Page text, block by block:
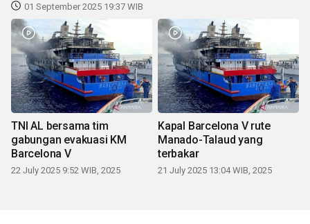
01 September 2025 19:37 WIB
TNI AL bersama tim
gabungan evakuasi KM
Barcelona V
22 July 2025 9:52 WIB, 2025
Kapal Barcelona V rute
Manado-Talaud yang
terbakar
21 July 2025 13:04 WIB, 2025